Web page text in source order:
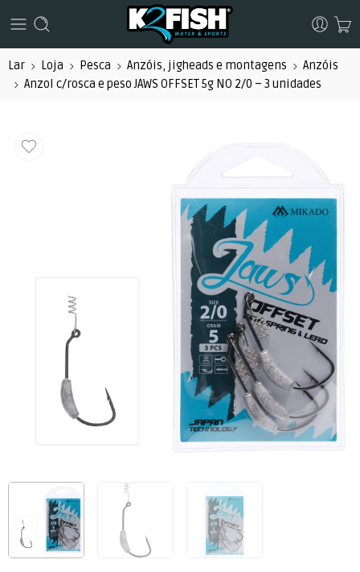
Lar Loja Pesca Anzóis, jigheads e montagens
Anzóis
Anzol c/rosca e peso JAWS OFFSET 5g NO 2/0 – 3 unidades